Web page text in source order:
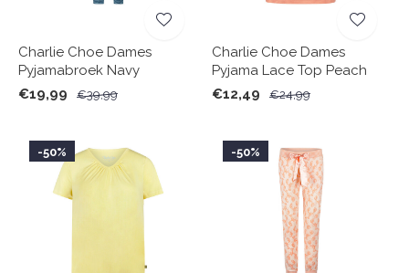
Charlie Choe Dames
Pyjamabroek Navy
€19,99
€39,99
Charlie Choe Dames
Pyjama Lace Top Peach
€12,49
€24,99
-50% -50%